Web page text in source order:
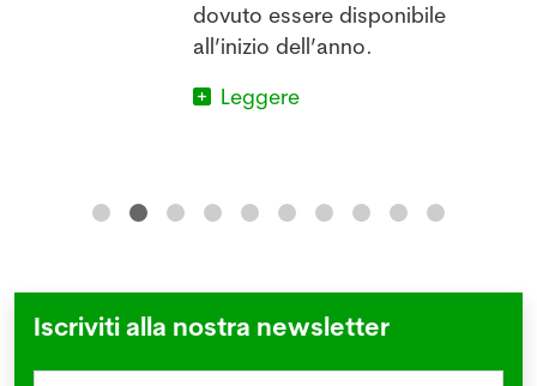
dovuto essere disponibile
all’inizio dell’anno.
Leggere
Iscriviti alla nostra newsletter